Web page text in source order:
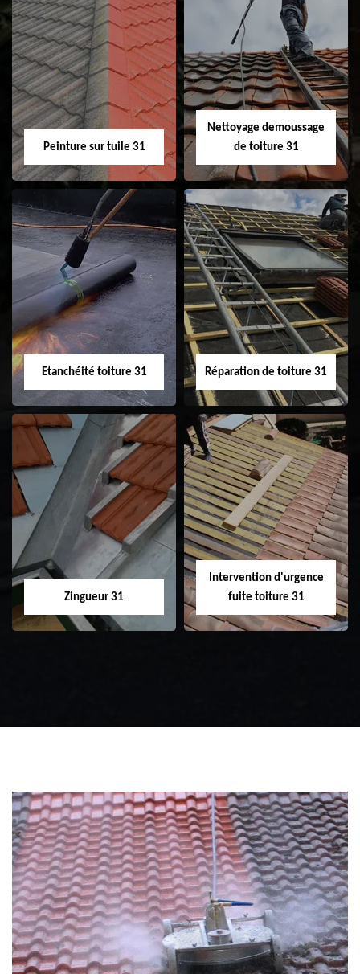
Nettoyage et
ravalement de
façade 31
Isolation toiture 31
Peinture sur tuile 31
Peinture sur tuile
31
Nettoyage demoussage
de toiture 31
Nettoyage
demoussage de
toiture 31
Etanchéité toiture 31
Etanchéité toiture
31
Réparation de toiture 31
Réparation de
toiture 31
Zingueur 31
Intervention d'urgence
fuite toiture 31